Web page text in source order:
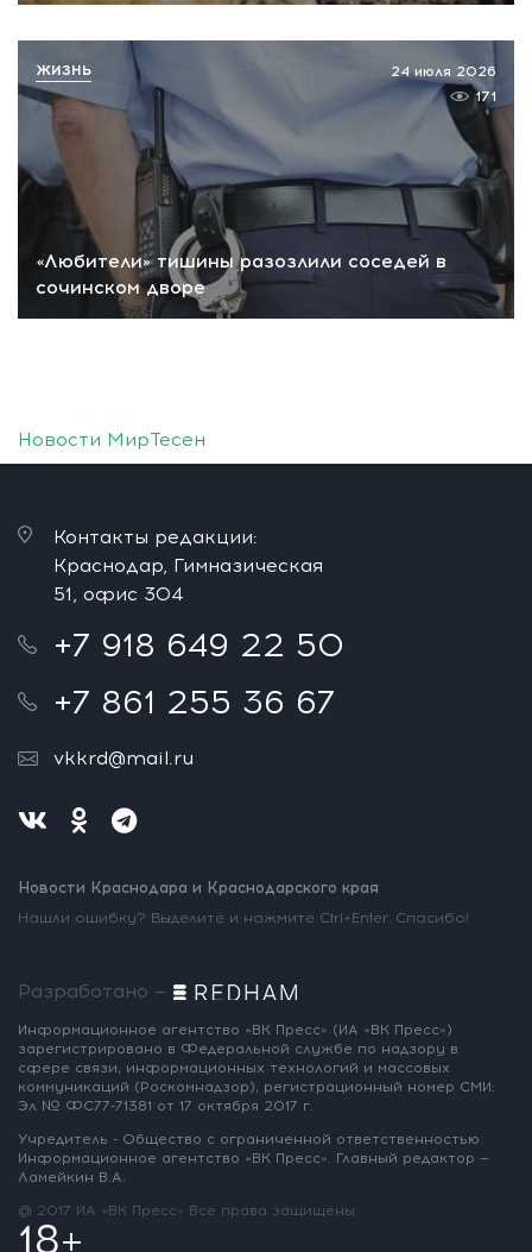
«Любители» тишины разозлили соседей в
сочинском дворе
24 июля 2026
171
ЖИЗНЬ
Новости МирТесен
Контакты редакции:
Краснодар, Гимназическая
51, офис 304
+7 918 649 22 50
+7 861 255 36 67
vkkrd@mail.ru
Новости Краснодара и Краснодарского края
Нашли ошибку? Выделите и нажмите Ctrl+Enter. Спасибо!
Разработано —
Информационное агентство «ВК Пресс» (ИА «ВК Пресс»)
зарегистрировано в Федеральной службе по надзору в
сфере связи, информационных технологий и массовых
коммуникаций (Роскомнадзор), регистрационный номер СМИ:
Эл № ФС77-71381 от 17 октября 2017 г.
Учредитель - Общество с ограниченной ответственностью
Информационное агентство «ВК Пресс». Главный редактор —
Ламейкин В.А.
@ 2017 ИА «ВК Пресс» Все права защищены
18+